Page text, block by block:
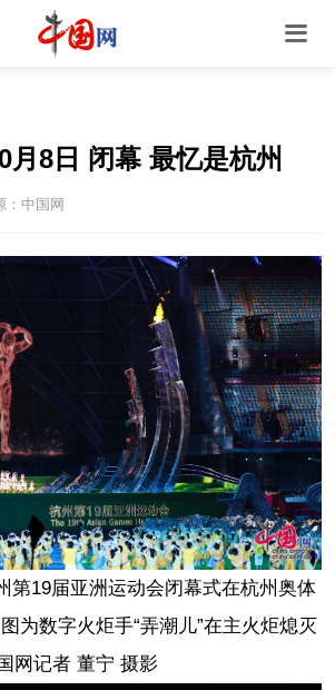
月8日 闭幕 最忆是杭州
：中国网
第19届亚洲运动会闭幕式在杭州奥体
为数字火炬手“弄潮儿”在主火炬熄灭
网记者 董宁 摄影